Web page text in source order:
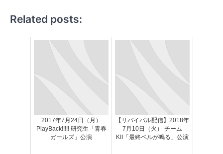
Related posts:
2017年7月24日（月）
PlayBack!!!!! 研究生「青春
ガールズ」公演
【リバイバル配信】2018年
7月10日（火） チーム
KII「最終ベルが鳴る」公演